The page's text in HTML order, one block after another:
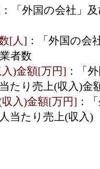
：「外国の会社」
[人] ：「外国の会
者数
)金額[万円] ：「
たり売上(収入)金
入)金額[万円] ：
当たり売上(収入)